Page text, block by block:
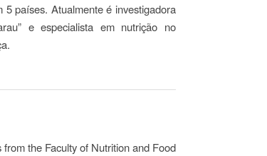
5 países. Atualmente é investigadora
e especialista em nutrição no
the Faculty of Nutrition and Food